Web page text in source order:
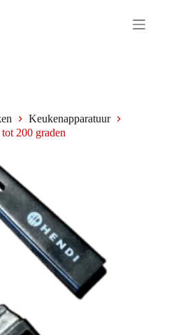
Keukenapparatuur
200 graden